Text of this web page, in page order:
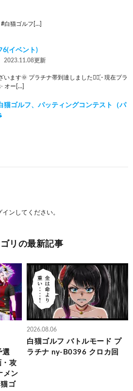
白猫ゴルフ[…]
6(イベント)
2023.11.08更新
います🌞 プラチナ帯到達しました‪👍🏻 ̖́-‬ 現在プラ
オー[…]
猫ゴルフ、パッティングコンテスト（パ
イン してください。
リの最新記事
選
攻
メン
ゴ
2026.08.06
白猫ゴルフ バトルモード プ
ラチナ ny-B0396 クロカ回